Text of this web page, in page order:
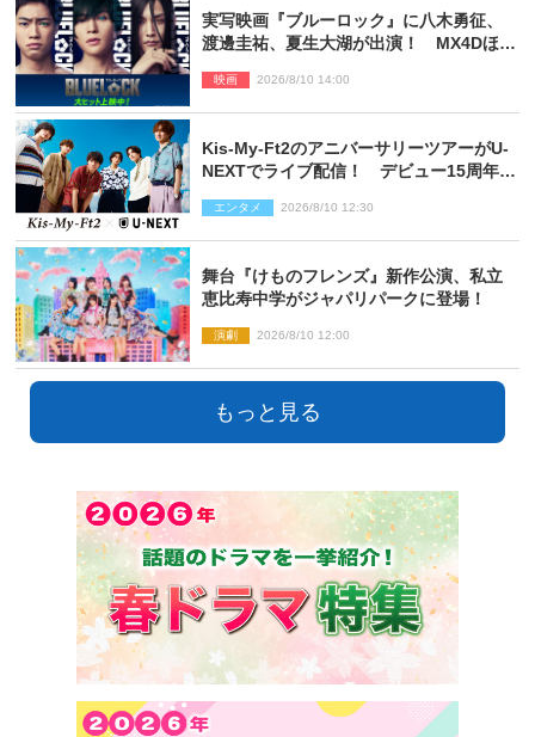
実写映画『ブルーロック』に八木勇征、
渡邊圭祐、夏生大湖が出演！ MX4Dほか
映画 2026/8/10 14:00
Kis‐My‐Ft2のアニバーサリーツアーがU‐
NEXTでライブ配信！ デビュー15周年の
エンタメ 2026/8/10 12:30
舞台『けものフレンズ』新作公演、私立
恵比寿中学がジャパリパークに登場！
演劇 2026/8/10 12:00
もっと見る